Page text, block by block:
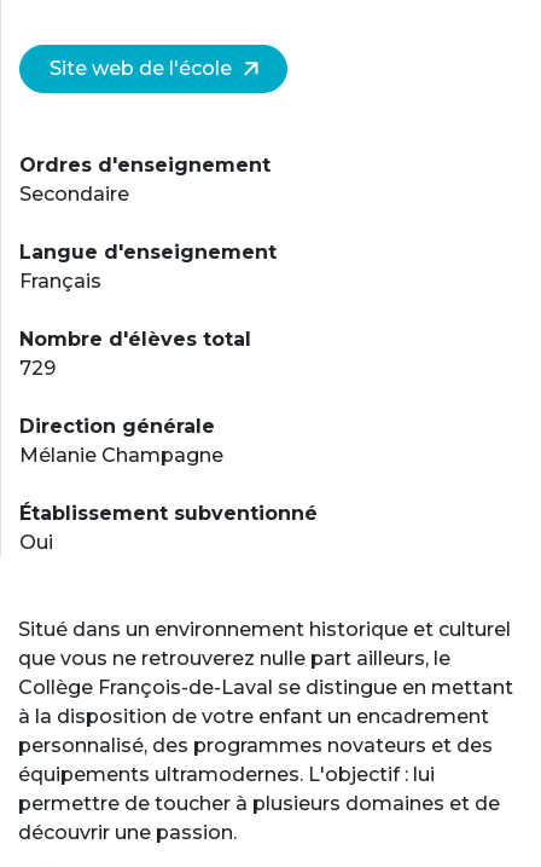
Site web de l'école
Ordres d'enseignement
Secondaire
Langue d'enseignement
Français
Nombre d'élèves total
729
Direction générale
Mélanie Champagne
Établissement subventionné
Oui
Situé dans un environnement historique et culturel
que vous ne retrouverez nulle part ailleurs, le
Collège François-de-Laval se distingue en mettant
à la disposition de votre enfant un encadrement
personnalisé, des programmes novateurs et des
équipements ultramodernes. L'objectif : lui
permettre de toucher à plusieurs domaines et de
découvrir une passion.